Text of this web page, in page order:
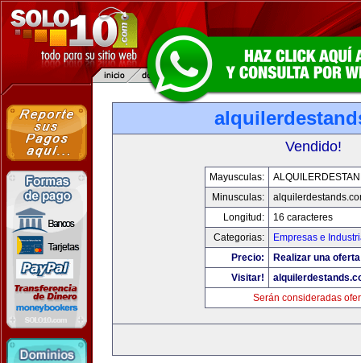
Vendido!
Mayusculas:
Minusculas:
Longitud:
16 caracteres
Categorias:
Empresas e
Precio:
Realizar una
Visitar!
Serán consideradas